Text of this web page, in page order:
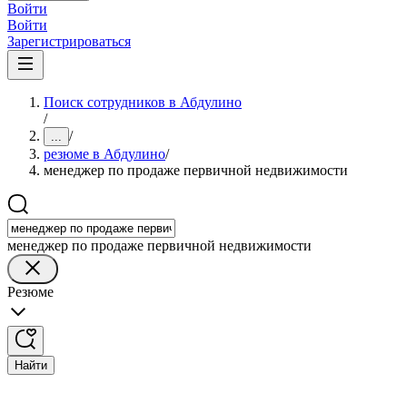
Войти
Войти
Зарегистрироваться
Поиск сотрудников в Абдулино
/
... /
резюме в Абдулино/
менеджер по продаже первичной недвижимости
менеджер по продаже первичной недвижимости
Резюме
Найти